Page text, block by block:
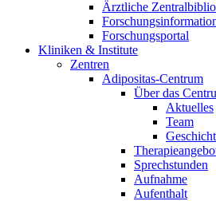
Ärztliche
Forschungsportal
Kliniken & Institute
Zentren
Adipositas-Centrum
Über das
Aktuelles
Team
Sprechstunden
Aufnahme
Aufenthalt